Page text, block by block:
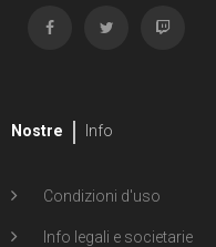
Nostre Info
Condizioni d'uso
Info legali e societarie